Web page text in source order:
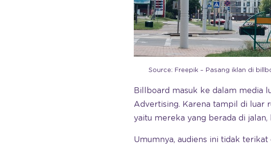
Source: Freepik – Pasang iklan di
Billboard masuk ke dalam media
Advertising. Karena tampil di luar
yaitu mereka yang berada di jalan,
Umumnya, audiens ini tidak